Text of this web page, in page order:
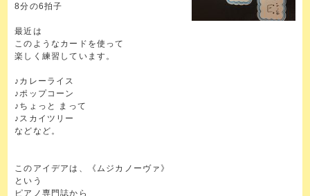
8分の6拍子
最近は
このようなカードを使って
楽しく練習しています。
♪カレーライス
♪ポップコーン
♪ちょっと まって
♪スカイツリー
などなど。
このアイデアは、《ムジカノーヴァ》
という
ピアノ専門誌から